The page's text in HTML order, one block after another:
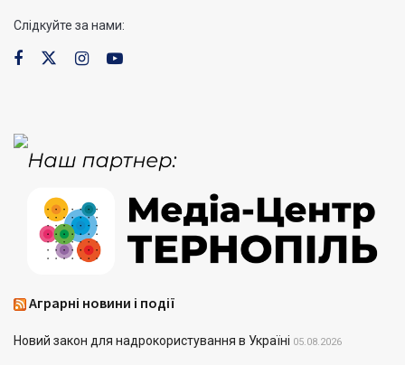
Слідкуйте за нами:
Аграрні новини і події
Новий закон для надрокористування в Україні 05.08.2026